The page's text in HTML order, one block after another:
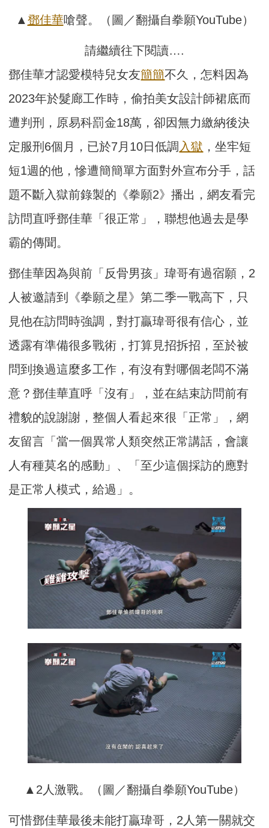
▲鄧佳華嗆聲。（圖／翻攝自拳願YouTube）
請繼續往下閱讀….
鄧佳華才認愛模特兒女友簡簡不久，怎料因為
2023年於髮廊工作時，偷拍美女設計師裙底而
遭判刑，原易科罰金18萬，卻因無力繳納後決
定服刑6個月，已於7月10日低調 入獄 ，坐牢短
短1週的他，慘遭簡簡單方面對外宣布分手，話
題不斷入獄前錄製的《拳願2》播出，網友看完
訪問直呼鄧佳華「很正常」，聯想他過去是學
霸的傳聞。
鄧佳華因為與前「反骨男孩」瑋哥有過宿願，2
人被邀請到《拳願之星》第二季一戰高下，只
見他在訪問時強調，對打贏瑋哥很有信心，並
透露有準備很多戰術，打算見招拆招，至於被
問到換過這麼多工作，有沒有對哪個老闆不滿
意？鄧佳華直呼「沒有」，並在結束訪問前有
禮貌的說謝謝，整個人看起來很「正常」，網
友留言「當一個異常人類突然正常講話，會讓
人有種莫名的感動」、「至少這個採訪的應對
是正常人模式，給過」。
▲2人激戰。（圖／翻攝自拳願YouTube）
可惜鄧佳華最後未能打贏瑋哥，2人第一關就交